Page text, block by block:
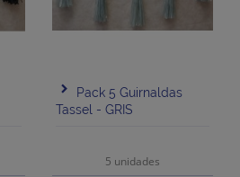
Pack 5 Guirnaldas
Tassel - GRIS
5 unidades